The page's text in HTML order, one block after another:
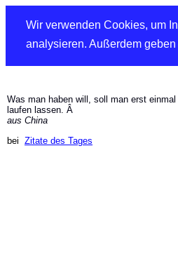
Wir verwenden Cookies, um
analysieren. Außerdem
Was man haben will, soll man erst einmal
laufen lassen. Â
aus China
bei Zitate des Tages